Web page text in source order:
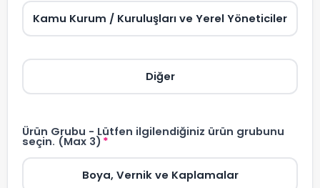
Kamu Kurum / Kuruluşları ve Yerel Yöneticiler
Diğer
Ürün Grubu - Lütfen ilgilendiğiniz ürün grubunu
seçin. (Max 3) *
Boya, Vernik ve Kaplamalar